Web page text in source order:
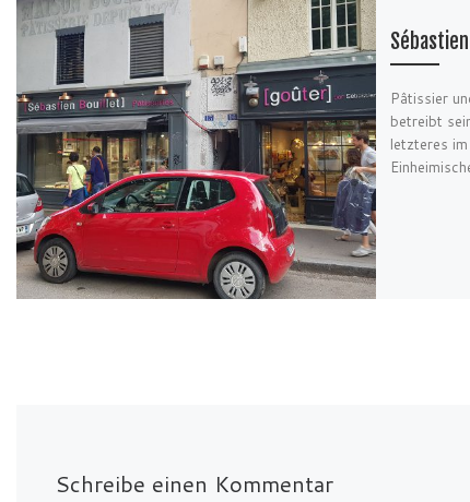
Pâtissier
betreibt
letzteres
Schreibe einen Kommentar